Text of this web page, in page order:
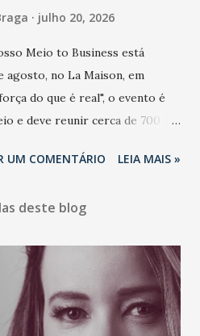
julho 20, 2026
Meio to Business está
agosto, no La Maison, em
do que é real", o evento é
e deve reunir cerca de 700
Desde 2022, o NM2B
profissionais de marcas
TikTok e M. Dias Branco.
momento em que autenticidade
nas conversas sobre marca,
um momento em que todo
UM COMENTÁRIO LEIA MAIS »
deste blog